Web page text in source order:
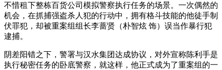
不惜租下整栋百货公司模拟警察执行任务的场景。一次偶然的
机会，在抓捕强盗杀人犯的行动中，拥有格斗技能的他徒手制
伏罪犯，却被重案组组长李蔷贤（朴智炫 饰）误当作暴行犯
逮捕。
阴差阳错之下，警署与汉水集团达成协议，对外宣称陈利手是
执行秘密任务的卧底警察，就这样，他正式成为了重案组的一